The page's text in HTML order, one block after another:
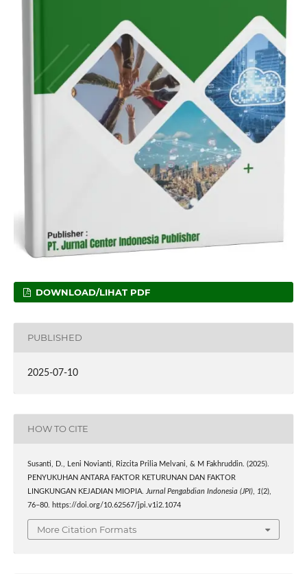
DOWNLOAD/LIHAT PDF
PUBLISHED
2025-07-10
HOW TO CITE
Susanti, D., Leni Novianti, Rizcita Prilia Melvani, & M Fakhruddin. (2025).
PENYUKUHAN ANTARA FAKTOR KETURUNAN DAN FAKTOR
LINGKUNGAN KEJADIAN MIOPIA.
Jurnal Pengabdian Indonesia (JPI), 1(2),
76–80. https://doi.org/10.62567/jpi.v1i2.1074
More Citation Formats